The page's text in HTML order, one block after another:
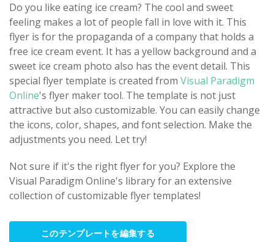
Do you like eating ice cream? The cool and sweet
feeling makes a lot of people fall in love with it. This
flyer is for the propaganda of a company that holds a
free ice cream event. It has a yellow background and a
sweet ice cream photo also has the event detail. This
special flyer template is created from Visual Paradigm
Online's flyer maker tool. The template is not just
attractive but also customizable. You can easily change
the icons, color, shapes, and font selection. Make the
adjustments you need. Let try!
Not sure if it's the right flyer for you? Explore the
Visual Paradigm Online's library for an extensive
collection of customizable flyer templates!
このテンプレートを編集する